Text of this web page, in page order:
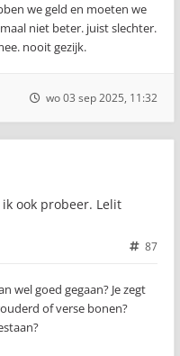
we geld en moeten we
niet beter. juist slechter.
nooit gezijk.
wo 03 sep 2025, 11:32
ook probeer. Lelit
87
wel goed gegaan? Je zegt
of verse bonen?